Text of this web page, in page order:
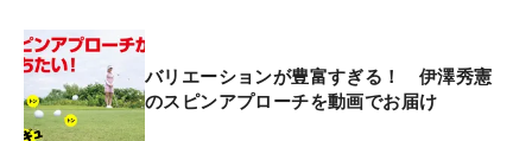
バリエーションが豊富すぎる！ 伊澤秀憲
のスピンアプローチを動画でお届け